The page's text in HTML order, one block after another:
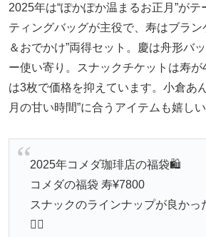
2025年は“ぽかぽか温まるお正月”が
ティングバッグが主役で、寿はブラン
＆おでかけ”両得セット。慶は舟形バ
ー使い寄り。スナックチケットは寿
は3枚で価格を抑えています。小倉あ
月の甘い時間”に合うアイテムも嬉しい
2025年コメダ珈琲店の福袋🛍️
コメダの福袋 寿¥7800
スナックのラインナップが良かっ
✌🏻